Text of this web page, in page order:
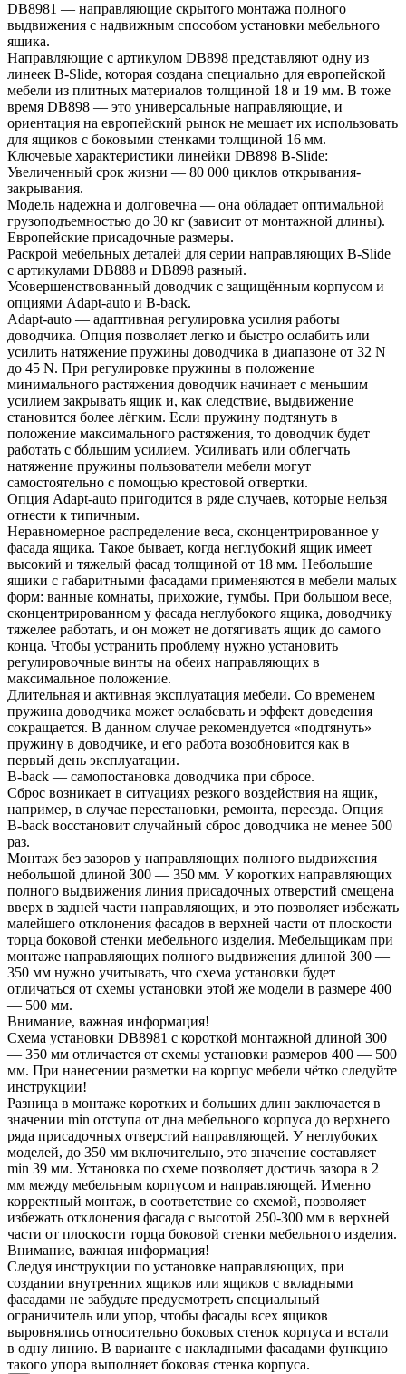
DB8981 — направляющие скрытого монтажа полного
выдвижения с надвижным способом установки мебельного
ящика.
Направляющие с артикулом DB898 представляют одну из
линеек B-Slide, которая создана специально для европейской
мебели из плитных материалов толщиной 18 и 19 мм. В тоже
время DB898 — это универсальные направляющие, и
ориентация на европейский рынок не мешает их использовать
для ящиков с боковыми стенками толщиной 16 мм.
Ключевые характеристики линейки DB898 B-Slide:
Увеличенный срок жизни — 80 000 циклов открывания-
закрывания.
Модель надежна и долговечна — она обладает оптимальной
грузоподъемностью до 30 кг (зависит от монтажной длины).
Европейские присадочные размеры.
Раскрой мебельных деталей для серии направляющих B-Slide
с артикулами DB888 и DB898 разный.
Усовершенствованный доводчик с защищённым корпусом и
опциями Adapt-auto и B-back.
Adapt-auto — адаптивная регулировка усилия работы
доводчика. Опция позволяет легко и быстро ослабить или
усилить натяжение пружины доводчика в диапазоне от 32 N
до 45 N. При регулировке пружины в положение
минимального растяжения доводчик начинает с меньшим
усилием закрывать ящик и, как следствие, выдвижение
становится более лёгким. Если пружину подтянуть в
положение максимального растяжения, то доводчик будет
работать с бóльшим усилием. Усиливать или облегчать
натяжение пружины пользователи мебели могут
самостоятельно с помощью крестовой отвертки.
Опция Adapt-auto пригодится в ряде случаев, которые нельзя
отнести к типичным.
Неравномерное распределение веса, сконцентрированное у
фасада ящика. Такое бывает, когда неглубокий ящик имеет
высокий и тяжелый фасад толщиной от 18 мм. Небольшие
ящики с габаритными фасадами применяются в мебели малых
форм: ванные комнаты, прихожие, тумбы. При большом весе,
сконцентрированном у фасада неглубокого ящика, доводчику
тяжелее работать, и он может не дотягивать ящик до самого
конца. Чтобы устранить проблему нужно установить
регулировочные винты на обеих направляющих в
максимальное положение.
Длительная и активная эксплуатация мебели. Со временем
пружина доводчика может ослабевать и эффект доведения
сокращается. В данном случае рекомендуется «подтянуть»
пружину в доводчике, и его работа возобновится как в
первый день эксплуатации.
B-back — самопостановка доводчика при сбросе.
Сброс возникает в ситуациях резкого воздействия на ящик,
например, в случае перестановки, ремонта, переезда. Опция
B-back восстановит случайный сброс доводчика не менее 500
раз.
Монтаж без зазоров у направляющих полного выдвижения
небольшой длиной 300 — 350 мм. У коротких направляющих
полного выдвижения линия присадочных отверстий смещена
вверх в задней части направляющих, и это позволяет избежать
малейшего отклонения фасадов в верхней части от плоскости
торца боковой стенки мебельного изделия. Мебельщикам при
монтаже направляющих полного выдвижения длиной 300 —
350 мм нужно учитывать, что схема установки будет
отличаться от схемы установки этой же модели в размере 400
— 500 мм.
Внимание, важная информация!
Схема установки DB8981 с короткой монтажной длиной 300
— 350 мм отличается от схемы установки размеров 400 — 500
мм. При нанесении разметки на корпус мебели чётко следуйте
инструкции!
Разница в монтаже коротких и больших длин заключается в
значении min отступа от дна мебельного корпуса до верхнего
ряда присадочных отверстий направляющей. У неглубоких
моделей, до 350 мм включительно, это значение составляет
min 39 мм. Установка по схеме позволяет достичь зазора в 2
мм между мебельным корпусом и направляющей. Именно
корректный монтаж, в соответствие со схемой, позволяет
избежать отклонения фасада с высотой 250-300 мм в верхней
части от плоскости торца боковой стенки мебельного изделия.
Внимание, важная информация!
Следуя инструкции по установке направляющих, при
создании внутренних ящиков или ящиков с вкладными
фасадами не забудьте предусмотреть специальный
ограничитель или упор, чтобы фасады всех ящиков
выровнялись относительно боковых стенок корпуса и встали
в одну линию. В варианте с накладными фасадами функцию
такого упора выполняет боковая стенка корпуса.